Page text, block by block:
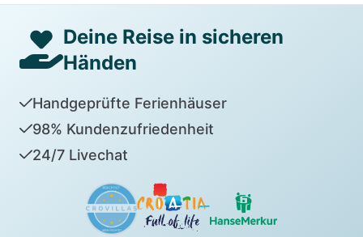
Deine Reise in sicheren
Händen
Handgeprüfte Ferienhäuser
98% Kundenzufriedenheit
24/7 Livechat